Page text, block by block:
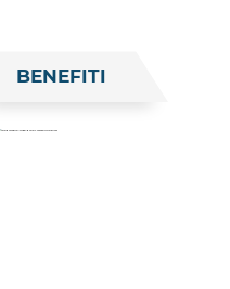
BENEFITI